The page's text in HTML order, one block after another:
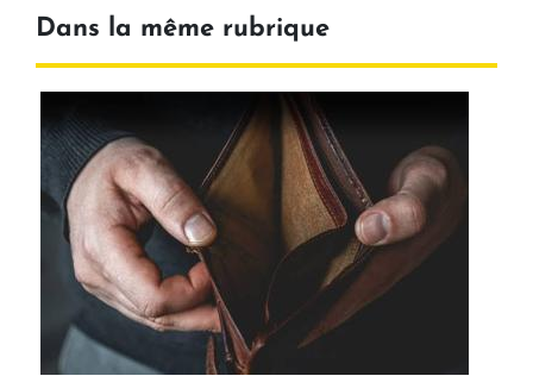
Dans la même rubrique